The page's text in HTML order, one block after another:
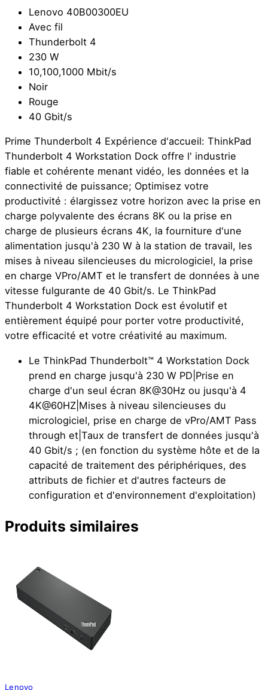
Lenovo 40B00300EU
Avec fil
Thunderbolt 4
230 W
10,100,1000 Mbit/s
Noir
Rouge
40 Gbit/s
Prime Thunderbolt 4 Expérience d'accueil: ThinkPad
Thunderbolt 4 Workstation Dock offre l' industrie
fiable et cohérente menant vidéo, les données et la
connectivité de puissance; Optimisez votre
productivité : élargissez votre horizon avec la prise en
charge polyvalente des écrans 8K ou la prise en
charge de plusieurs écrans 4K, la fourniture d'une
alimentation jusqu'à 230 W à la station de travail, les
mises à niveau silencieuses du micrologiciel, la prise
en charge VPro/AMT et le transfert de données à une
vitesse fulgurante de 40 Gbit/s. Le ThinkPad
Thunderbolt 4 Workstation Dock est évolutif et
entièrement équipé pour porter votre productivité,
votre efficacité et votre créativité au maximum.
Le ThinkPad Thunderbolt™ 4 Workstation Dock
prend en charge jusqu'à 230 W PD|Prise en
charge d'un seul écran 8K@30Hz ou jusqu'à 4
4K@60HZ|Mises à niveau silencieuses du
micrologiciel, prise en charge de vPro/AMT Pass
through et|Taux de transfert de données jusqu'à
40 Gbit/s ; (en fonction du système hôte et de la
capacité de traitement des périphériques, des
attributs de fichier et d'autres facteurs de
configuration et d'environnement d'exploitation)
Produits similaires
Lenovo